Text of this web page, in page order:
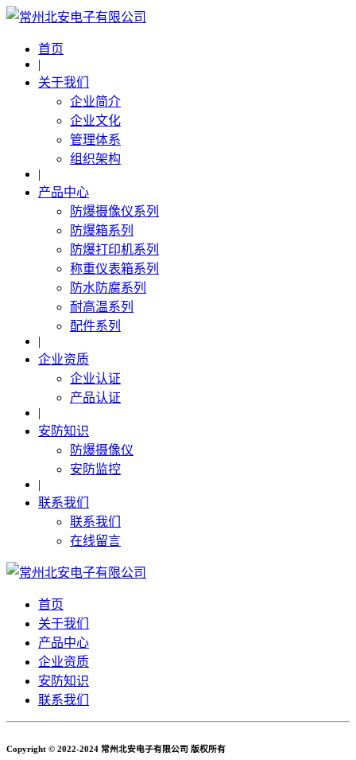
首页
|
关于我们
企业简介
企业文化
管理体系
组织架构
|
产品中心
防爆摄像仪系列
防爆箱系列
防爆打印机系列
称重仪表箱系列
防水防腐系列
耐高温系列
配件系列
|
企业资质
企业认证
产品认证
|
安防知识
防爆摄像仪
安防监控
|
联系我们
联系我们
在线留言
首页
关于我们
产品中心
企业资质
安防知识
联系我们
Copyright © 2022-2024 常州北安电子有限公司 版权所有